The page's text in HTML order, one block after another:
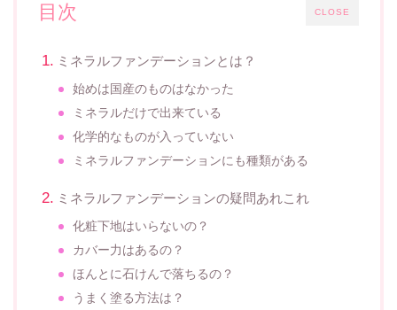
CLOSE
目次
ミネラルファンデーションとは？
始めは国産のものはなかった
ミネラルだけで出来ている
化学的なものが入っていない
ミネラルファンデーションにも種類がある
ミネラルファンデーションの疑問あれこれ
化粧下地はいらないの？
カバー力はあるの？
ほんとに石けんで落ちるの？
うまく塗る方法は？